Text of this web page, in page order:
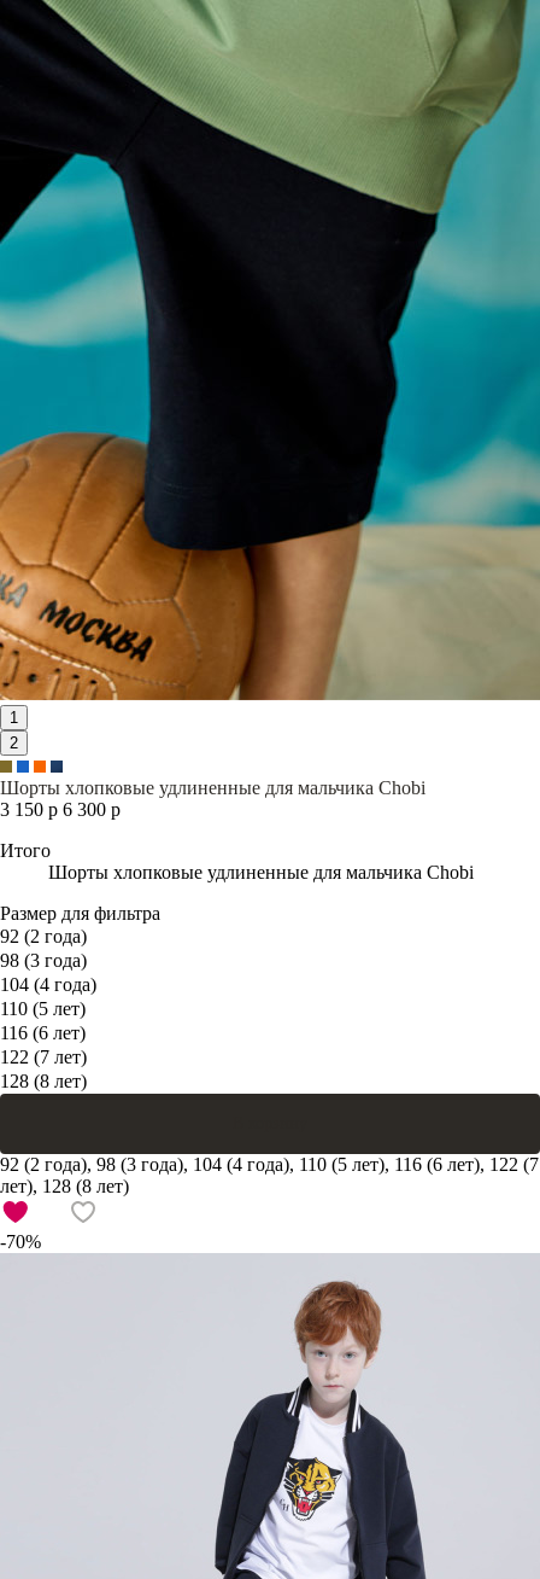
1
2
Шорты хлопковые удлиненные для мальчика Chobi
3 150 р 6 300 р
Итого
Шорты хлопковые удлиненные для мальчика Chobi
Размер для фильтра
92 (2 года)
98 (3 года)
104 (4 года)
110 (5 лет)
116 (6 лет)
122 (7 лет)
128 (8 лет)
92 (2 года), 98 (3 года), 104 (4 года), 110 (5 лет), 116 (6 лет), 122 (7
лет), 128 (8 лет)
-70%